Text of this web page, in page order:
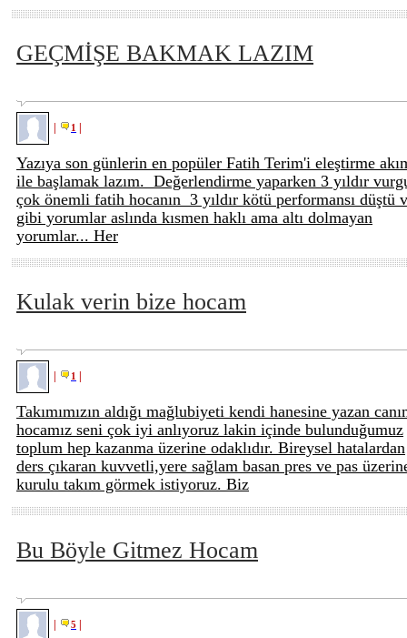
GEÇMİŞE BAKMAK LAZIM
1
Yazıya son günlerin en popüler Fatih Terim'i eleştirme
ile başlamak lazım. Değerlendirme yaparken 3 yıldır
çok önemli fatih hocanın 3 yıldır kötü performansı düştü
gibi yorumlar aslında kısmen haklı ama altı dolmayan
yorumlar... Her
Kulak verin bize hocam
1
Takımımızın aldığı mağlubiyeti kendi hanesine yazan
hocamız seni çok iyi anlıyoruz lakin içinde bulunduğumuz
toplum hep kazanma üzerine odaklıdır. Bireysel hatalardan
ders çıkaran kuvvetli,yere sağlam basan pres ve pas
kurulu takım görmek istiyoruz. Biz
Bu Böyle Gitmez Hocam
5